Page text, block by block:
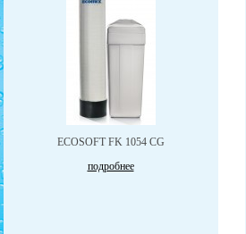
ECOSOFT FK 1054 CG
подробнее